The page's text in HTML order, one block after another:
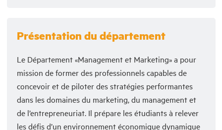
Présentation du département
Le Département «Management et Marketing» a pour
mission de former des professionnels capables de
concevoir et de piloter des stratégies performantes
dans les domaines du marketing, du management et
de l’entrepreneuriat. Il prépare les étudiants à relever
les défis d’un environnement économique dynamique